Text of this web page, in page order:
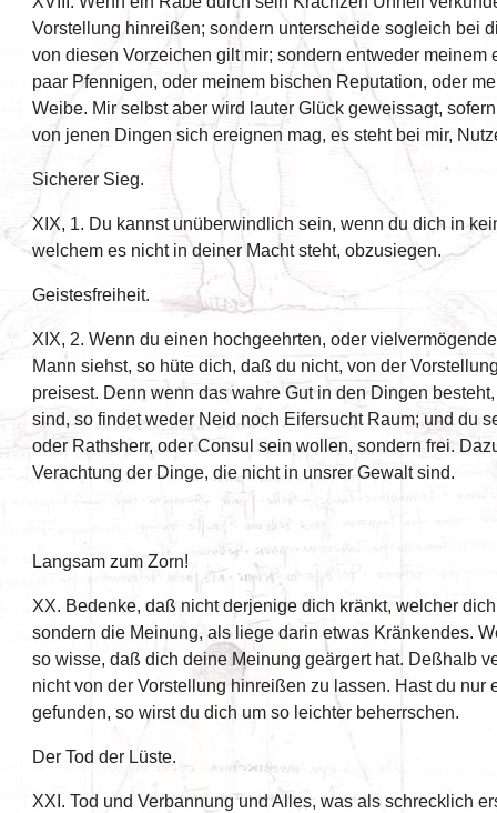
Vorstellung hinreißen; sondern unterscheide sogleich bei
von diesen Vorzeichen gilt mir; sondern entweder meinem
paar Pfennigen, oder meinem bischen Reputation, oder
Weibe. Mir selbst aber wird lauter Glück geweissagt,
von jenen Dingen sich ereignen mag, es steht bei mir,
Sicherer Sieg.
XIX, 1. Du kannst unüberwindlich sein, wenn du dich in
welchem es nicht in deiner Macht steht, obzusiegen.
Geistesfreiheit.
XIX, 2. Wenn du einen hochgeehrten, oder
Mann siehst, so hüte dich, daß du nicht, von der
preisest. Denn wenn das wahre Gut in den Dingen
sind, so findet weder Neid noch Eifersucht Raum; und du
oder Rathsherr, oder Consul sein wollen, sondern frei.
Verachtung der Dinge, die nicht in unsrer Gewalt sind.
Langsam zum Zorn!
XX. Bedenke, daß nicht derjenige dich kränkt, welcher
sondern die Meinung, als liege darin etwas Kränkendes.
so wisse, daß dich deine Meinung geärgert hat. Deßhalb
nicht von der Vorstellung hinreißen zu lassen. Hast du nur
gefunden, so wirst du dich um so leichter beherrschen.
Der Tod der Lüste.
XXI. Tod und Verbannung und Alles, was als schrecklich